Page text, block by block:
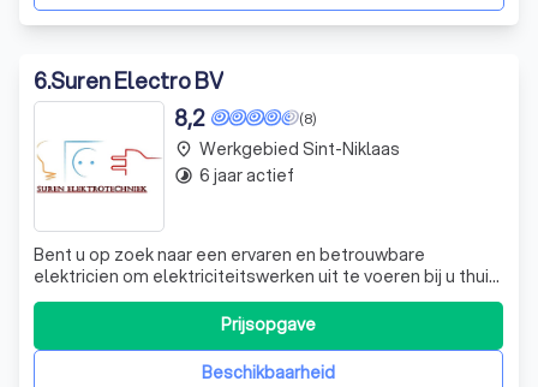
6.Suren Electro BV
(8)
8,2
Bent u op zoek naar een ervaren en betrouwbare
elektricien om elektriciteitswerken uit te voeren bij u thuis
of op het werk? Neem dan gerust eens contact op met
Suren Elektrotechniek, zodat we kunnen bespreken hoe
we u kunnen helpen. Na meer dan 10 jaar in het vak startte
Suren Gyarakyan met SurenBeschikbaarheid
Prijsopgave
place Werkgebied Sint-Niklaas
timelapse 6 jaar actief